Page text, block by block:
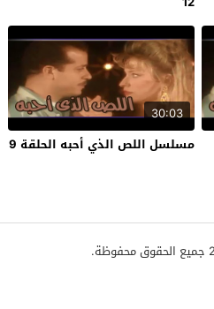
30:03
مسلسل اللص الذي أحبه الحلقة 9